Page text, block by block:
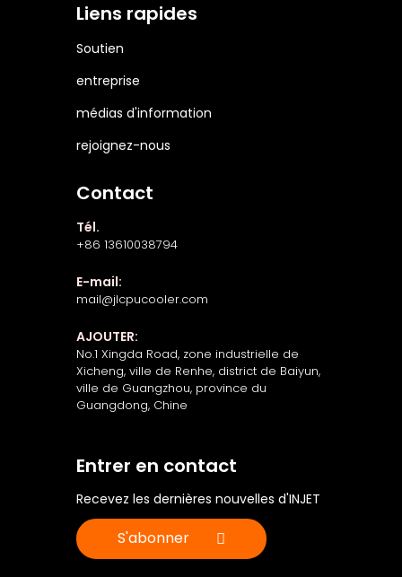
Liens rapides
Soutien
entreprise
médias d'information
rejoignez-nous
Contact
Tél.
+86 13610038794
E-mail:
mail@jlcpucooler.com
AJOUTER:
No.1 Xingda Road, zone industrielle de
Xicheng, ville de Renhe, district de Baiyun,
ville de Guangzhou, province du
Guangdong, Chine
Entrer en contact
Recevez les dernières nouvelles d'INJET
S'abonner